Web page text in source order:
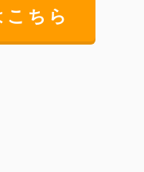
ちら